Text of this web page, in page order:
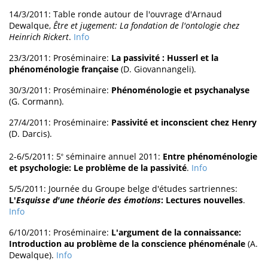
14/3/2011: Table ronde autour de l'ouvrage d'Arnaud
Dewalque, Être et jugement: La fondation de l'ontologie chez
Heinrich Rickert. Info
23/3/2011: Proséminaire: La passivité : Husserl et la
phénoménologie française (D. Giovannangeli).
30/3/2011: Proséminaire: Phénoménologie et psychanalyse
(G. Cormann).
27/4/2011: Proséminaire: Passivité et inconscient chez Henry
(D. Darcis).
2-6/5/2011: 5e séminaire annuel 2011: Entre phénoménologie
et psychologie: Le problème de la passivité. Info
5/5/2011: Journée du Groupe belge d'études sartriennes:
L'Esquisse d'une théorie des émotions: Lectures nouvelles.
Info
6/10/2011: Proséminaire: L'argument de la connaissance:
Introduction au problème de la conscience phénoménale (A.
Dewalque). Info